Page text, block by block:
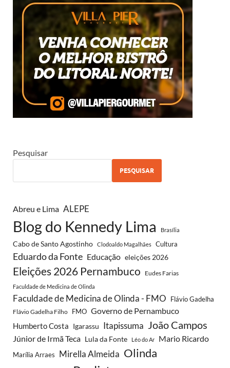
Pesquisar
PESQUISAR
Abreu e Lima ALEPE
Blog do Kennedy Lima Brasília
Cabo de Santo Agostinho Clodoaldo Magalhães Cultura
Eduardo da Fonte Educação eleições 2026
Eleições 2026 Pernambuco Eudes Farias
Faculdade de Medicina de Olinda
Faculdade de Medicina de Olinda - FMO Flávio Gadelha
Flávio Gadelha Filho FMO Governo de Pernambuco
Humberto Costa Igarassu Itapissuma João Campos
Júnior de Irmã Teca Lula da Fonte Léo do Ar Mario Ricardo
Marília Arraes Mirella Almeida Olinda